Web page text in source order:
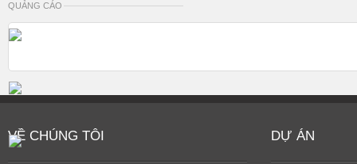
QUẢNG CÁO
VỀ CHÚNG TÔI DỰ ÁN